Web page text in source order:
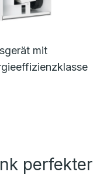
mit
perfekter